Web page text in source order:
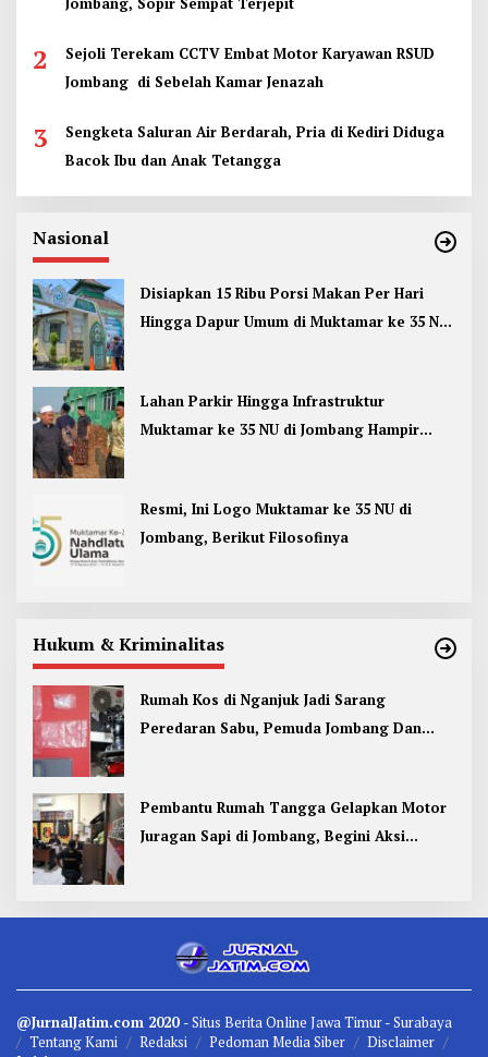
2
Sejoli Terekam CCTV Embat Motor Karyawan RSUD
Jombang di Sebelah Kamar Jenazah
3
Sengketa Saluran Air Berdarah, Pria di Kediri Diduga
Bacok Ibu dan Anak Tetangga
Nasional
Disiapkan 15 Ribu Porsi Makan Per Hari
Hingga Dapur Umum di Muktamar ke 35 NU
Lahan Parkir Hingga Infrastruktur
Muktamar ke 35 NU di Jombang Hampir
Resmi, Ini Logo Muktamar ke 35 NU di
Jombang, Berikut Filosofinya
Hukum & Kriminalitas
Rumah Kos di Nganjuk Jadi Sarang
Peredaran Sabu, Pemuda Jombang Dan
Pembantu Rumah Tangga Gelapkan Motor
Juragan Sapi di Jombang, Begini Aksi
@JurnalJatim.com 2020 - Situs BeritaOnline Jawa Timur -Surabaya
Tentang Kami
Redaksi Pedoman Media Siber
Disclaimer